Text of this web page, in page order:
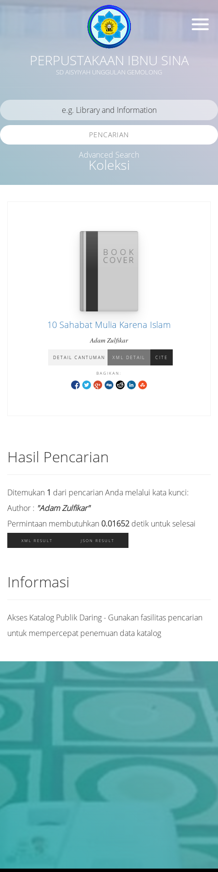
PERPUSTAKAAN IBNU SINA
SD AISYIYAH UNGGULAN GEMOLONG
Koleksi
PENCARIAN
Advanced Search
10 Sahabat Mulia Karena Islam
Adam Zulfikar
DETAIL CANTUMAN XML DETAIL CITE
BAGIKAN:
Hasil Pencarian
Ditemukan 1 dari pencarian Anda melalui kata kunci:
Author : "Adam Zulfikar"
Permintaan membutuhkan 0.01652 detik untuk selesai
XML RESULT JSON RESULT
Informasi
Akses Katalog Publik Daring - Gunakan fasilitas pencarian
untuk mempercepat penemuan data katalog
Subyek